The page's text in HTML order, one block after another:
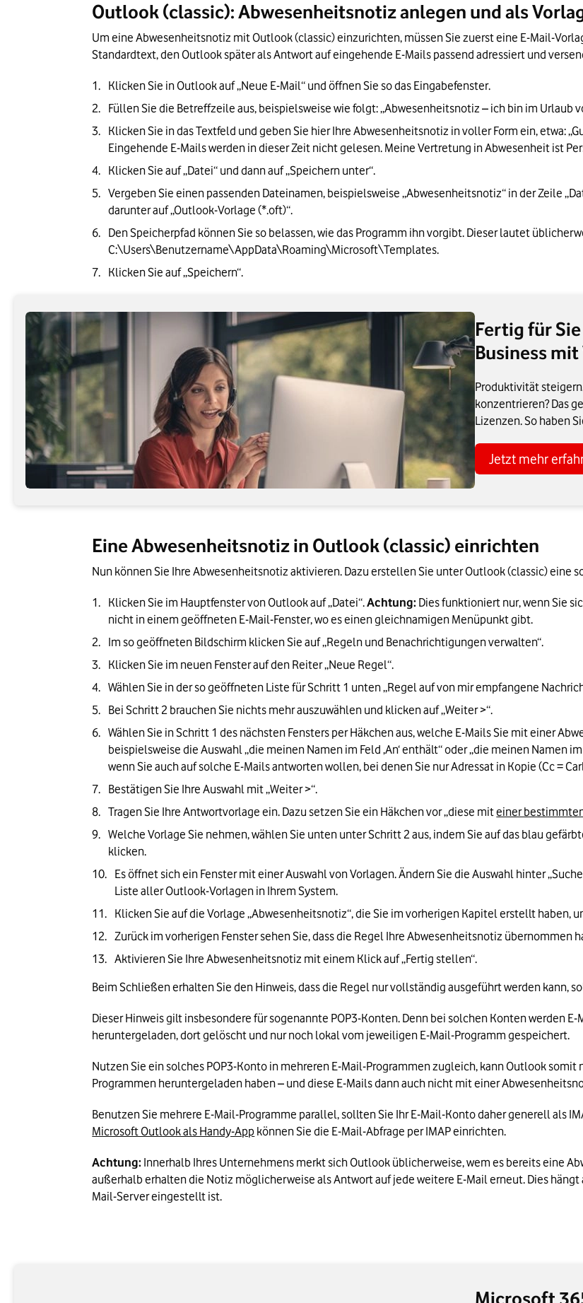
Outlook (classic): Abwesenheitsnotiz anlegen und als
Um eine Abwesenheitsnotiz mit Outlook (classic) einzurichten, müssen Sie zuerst eine E-Mail-
Standardtext, den Outlook später als Antwort auf eingehende E-Mails passend adressiert und
Klicken Sie in Outlook auf „Neue E-Mail“ und öffnen Sie so das Eingabefenster.
Füllen Sie die Betreffzeile aus, beispielsweise wie folgt: „Abwesenheitsnotiz – ich bin im Urlaub
Klicken Sie in das Textfeld und geben Sie hier Ihre Abwesenheitsnotiz in voller Form ein, etwa:
Eingehende E-Mails werden in dieser Zeit nicht gelesen. Meine Vertretung in Abwesenheit ist
Klicken Sie auf „Datei“ und dann auf „Speichern unter“.
Vergeben Sie einen passenden Dateinamen, beispielsweise „Abwesenheitsnotiz“ in der Zeile
darunter auf „Outlook-Vorlage (*.oft)“.
Den Speicherpfad können Sie so belassen, wie das Programm ihn vorgibt. Dieser lautet
C:\Users\Benutzername\AppData\Roaming\Microsoft\Templates.
Klicken Sie auf „Speichern“.
Fertig für
Business
Produktivität
konzentrieren? Das
Lizenzen. So haben
Jetzt mehr
Eine Abwesenheitsnotiz in Outlook (classic) einrichten
Nun können Sie Ihre Abwesenheitsnotiz aktivieren. Dazu erstellen Sie unter Outlook (classic) eine
Klicken Sie im Hauptfenster von Outlook auf „Datei“. Achtung: Dies funktioniert nur, wenn Sie
nicht in einem geöffneten E-Mail-Fenster, wo es einen gleichnamigen Menüpunkt gibt.
Im so geöffneten Bildschirm klicken Sie auf „Regeln und Benachrichtigungen verwalten“.
Klicken Sie im neuen Fenster auf den Reiter „Neue Regel“.
Wählen Sie in der so geöffneten Liste für Schritt 1 unten „Regel auf von mir empfangene
Bei Schritt 2 brauchen Sie nichts mehr auszuwählen und klicken auf „Weiter >“.
Wählen Sie in Schritt 1 des nächsten Fensters per Häkchen aus, welche E-Mails Sie mit einer
beispielsweise die Auswahl „die meinen Namen im Feld ‚An‘ enthält“ oder „die meinen Namen im
wenn Sie auch auf solche E-Mails antworten wollen, bei denen Sie nur Adressat in Kopie (Cc =
Bestätigen Sie Ihre Auswahl mit „Weiter >“.
Tragen Sie Ihre Antwortvorlage ein. Dazu setzen Sie ein Häkchen vor „diese mit einer
Welche Vorlage Sie nehmen, wählen Sie unten unter Schritt 2 aus, indem Sie auf das blau
klicken.
Es öffnet sich ein Fenster mit einer Auswahl von Vorlagen. Ändern Sie die Auswahl hinter
Liste aller Outlook-Vorlagen in Ihrem System.
Klicken Sie auf die Vorlage „Abwesenheitsnotiz“, die Sie im vorherigen Kapitel erstellt haben,
Zurück im vorherigen Fenster sehen Sie, dass die Regel Ihre Abwesenheitsnotiz übernommen
Aktivieren Sie Ihre Abwesenheitsnotiz mit einem Klick auf „Fertig stellen“.
Dieser Hinweis gilt insbesondere für sogenannte POP3-Konten. Denn bei solchen Konten werden
heruntergeladen, dort gelöscht und nur noch lokal vom jeweiligen E-Mail-Programm gespeichert.
Nutzen Sie ein solches POP3-Konto in mehreren E-Mail-Programmen zugleich, kann Outlook somit
Programmen heruntergeladen haben – und diese E-Mails dann auch nicht mit einer
Microsoft Outlook als Handy-App können Sie die E-Mail-Abfrage per IMAP einrichten.
Achtung: Innerhalb Ihres Unternehmens merkt sich Outlook üblicherweise, wem es bereits eine
außerhalb erhalten die Notiz möglicherweise als Antwort auf jede weitere E-Mail erneut. Dies
Mail-Server eingestellt ist.
Microsoft